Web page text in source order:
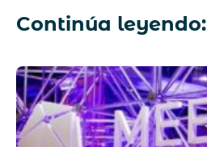
Continúa leyendo: